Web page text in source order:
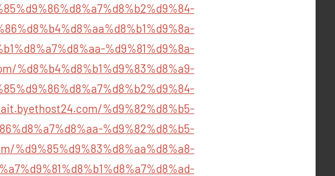
%d9%81%d9%8a-
%d8%b4%d8%b1%d9%83%d8%a9-
%d9%82%d8%b5-
%d9%82%d8%b5-
%d9%85%d9%83%d8%aa%d8%a8-